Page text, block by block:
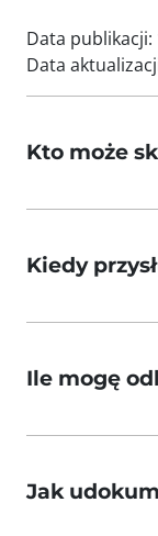
Data publikacji:
Data
Kto może
Kiedy
Ile mogę
Jak